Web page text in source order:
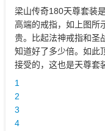
梁山传奇180天尊套装
高端的戒指，如上图所
贵。比起法神戒指和圣
知道好了多少倍。如此
接受的，这也是天尊套
1
2
3
4